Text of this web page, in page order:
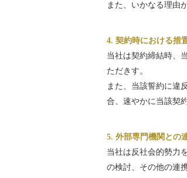
また、いかなる理由
4. 契約時における措
当社は契約締結時、
ただきす。
また、当該誓約に違
合、速やかに当該契
5. 外部専門機関との
当社は反社会的勢力
の検討、その他の連